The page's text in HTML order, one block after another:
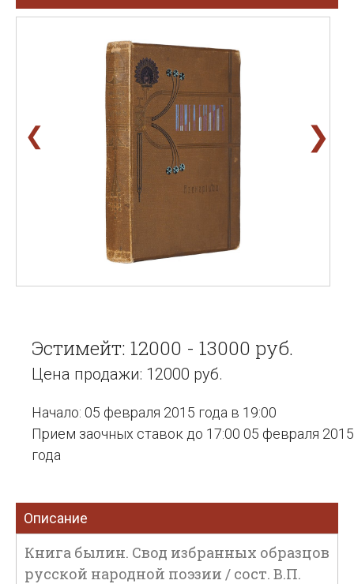
❮ ❯
Эстимейт: 12000 - 13000 руб.
Цена продажи: 12000 руб.
Начало: 05 февраля 2015 года в 19:00
Прием заочных ставок до 17:00 05 февраля 2015
года
Описание
Книга былин. Свод избранных образцов
русской народной поэзии / сост. В.П.